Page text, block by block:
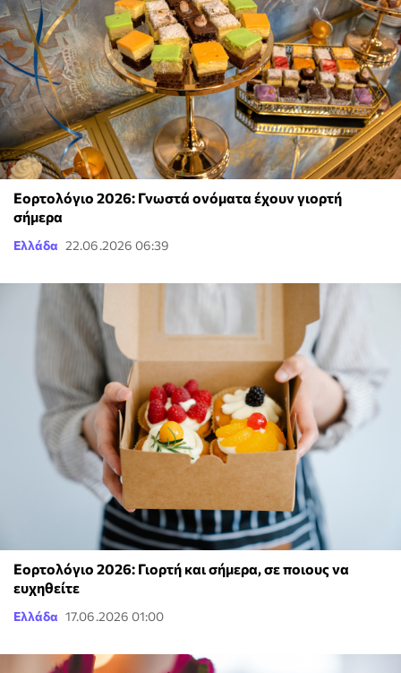
Εορτολόγιο 2026: Γνωστά ονόματα έχουν γιορτή
σήμερα
Ελλάδα 22.06.2026 06:39
Εορτολόγιο 2026: Γιορτή και σήμερα, σε ποιους να
ευχηθείτε
Ελλάδα 17.06.2026 01:00